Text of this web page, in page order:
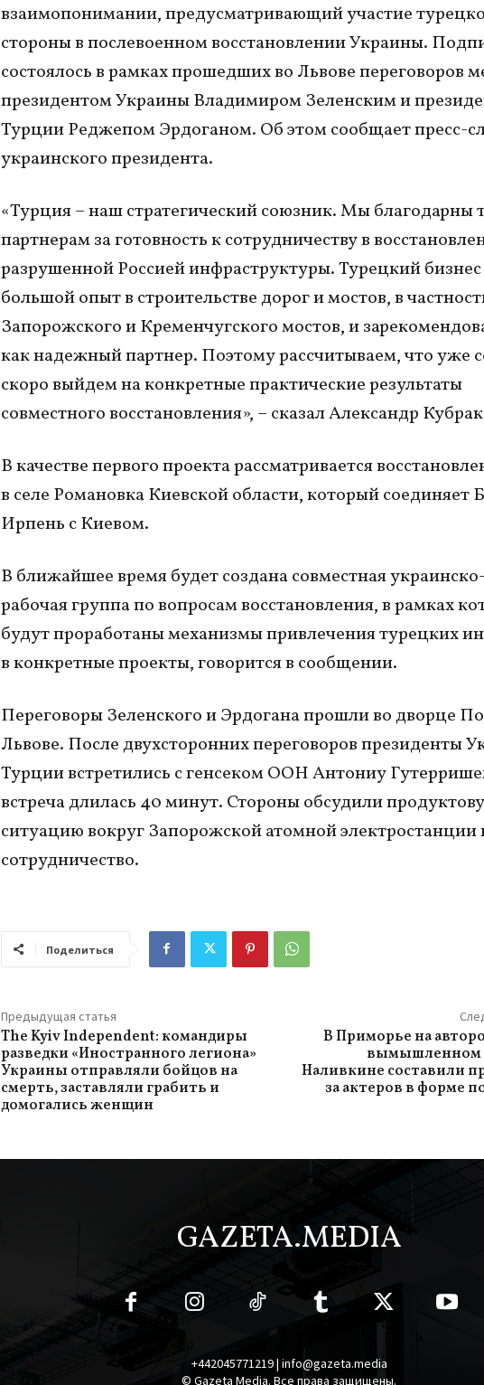
взаимопонимании, предусматривающий участие
стороны в послевоенном восстановлении Украины.
состоялось в рамках прошедших во Львове переговоров
президентом Украины Владимиром Зеленским и
Турции Реджепом Эрдоганом. Об этом сообщает пресс-
украинского президента.
«Турция – наш стратегический союзник. Мы благодарны
партнерам за готовность к сотрудничеству в
разрушенной Россией инфраструктуры. Турецкий
большой опыт в строительстве дорог и мостов, в
Запорожского и Кременчугского мостов, и
как надежный партнер. Поэтому рассчитываем, что уже
скоро выйдем на конкретные практические результаты
совместного восстановления», – сказал Александр
В качестве первого проекта рассматривается
в селе Романовка Киевской области, который соединяет
Ирпень с Киевом.
В ближайшее время будет создана совместная
рабочая группа по вопросам восстановления, в рамках
будут проработаны механизмы привлечения турецких
в конкретные проекты, говорится в сообщении.
Переговоры Зеленского и Эрдогана прошли во дворце
Львове. После двухсторонних переговоров президенты
Турции встретились с генсеком ООН Антониу
встреча длилась 40 минут. Стороны обсудили
ситуацию вокруг Запорожской атомной электростанции
сотрудничество.
Поделиться
Предыдущая статья
The Kyiv Independent: командиры
разведки «Иностранного легиона»
Украины отправляли бойцов на
смерть, заставляли грабить и
домогались женщин
В Приморье на
вымышленном
Наливкине составили
за актеров в форме
GAZETA.MEDIA
+442045771219 | info@gazeta.media
© Gazeta Media. Все права защищены.